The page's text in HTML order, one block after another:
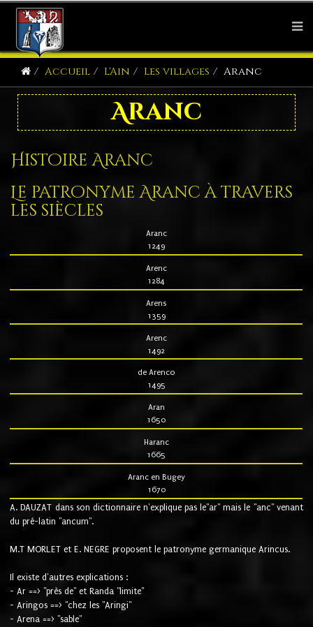
Accueil L'Ain Les villages Aranc
Aranc
Histoire Aranc
Le patronyme Aranc à travers
les siècles
Aranc
1249
Arenc
1284
Arens
1359
Arenc
1492
de Arenco
1495
Aran
1650
Haranc
1665
Aranc en Bugey
1670
A. DAUZAT dans son dictionnaire n'explique pas le"ar" mais le "anc" venant
du pré-latin "ancum".
M.T MORLET et E. NEGRE proposent le patronyme germanique Arincus.
Il existe d'autres explications :
- Ar ==> "près de" et Randa "limite"
- Aringos ==> "chez les "Aringi"
- Arena ==> "sable"